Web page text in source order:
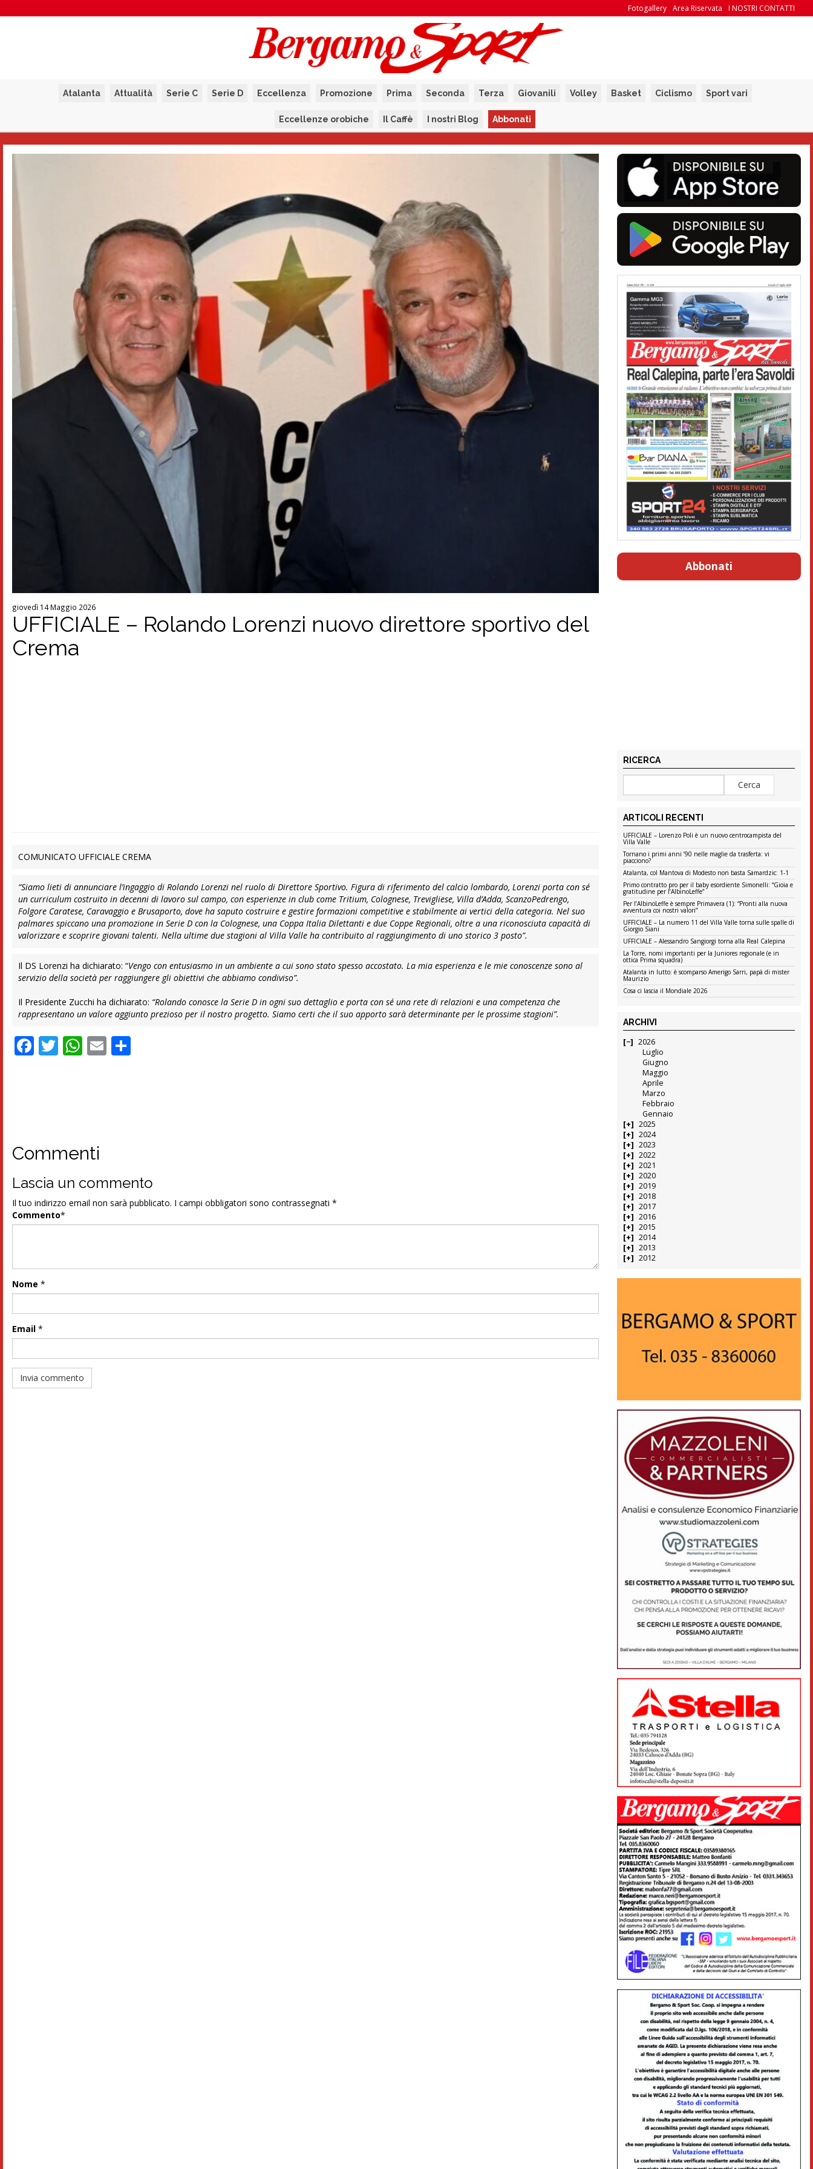
I NOSTRI CONTATTI
Area Riservata
Fotogallery
Atalanta Attualità Serie C Serie D Eccellenza Promozione Prima Seconda Terza Giovanili Volley Basket Ciclismo Sport vari
Eccellenze orobiche Il Caffè I nostri Blog Abbonati
giovedì 14 Maggio 2026
UFFICIALE – Rolando Lorenzi nuovo direttore sportivo del
Crema
COMUNICATO UFFICIALE CREMA
“Siamo lieti di annunciare l’ingaggio di Rolando Lorenzi nel ruolo di Direttore Sportivo. Figura di riferimento del calcio lombardo, Lorenzi porta con sé
un curriculum costruito in decenni di lavoro sul campo, con esperienze in club come Tritium, Colognese, Trevigliese, Villa d’Adda, ScanzoPedrengo,
Folgore Caratese, Caravaggio e Brusaporto, dove ha saputo costruire e gestire formazioni competitive e stabilmente ai vertici della categoria. Nel suo
palmares spiccano una promozione in Serie D con la Colognese, una Coppa Italia Dilettanti e due Coppe Regionali, oltre a una riconosciuta capacità di
valorizzare e scoprire giovani talenti. Nella ultime due stagioni al Villa Valle ha contribuito al raggiungimento di uno storico 3 posto”.
Il DS Lorenzi ha dichiarato: “Vengo con entusiasmo in un ambiente a cui sono stato spesso accostato. La mia esperienza e le mie conoscenze sono al
servizio della società per raggiungere gli obiettivi che abbiamo condiviso”.
Il Presidente Zucchi ha dichiarato: “Rolando conosce la Serie D in ogni suo dettaglio e porta con sé una rete di relazioni e una competenza che
rappresentano un valore aggiunto prezioso per il nostro progetto. Siamo certi che il suo apporto sarà determinante per le prossime stagioni”.
Facebook
Twitter
WhatsApp
Email
Commenti
Lascia un commento
Il tuo indirizzo email non sarà pubblicato. I campi obbligatori sono contrassegnati*
Commento*
Nome *
Email *
Abbonati
RICERCA
ARTICOLI RECENTI
UFFICIALE – Lorenzo Poli è un nuovo centrocampista del
Villa Valle
Tornano i primi anni ’90 nelle maglie da trasferta: vi
piacciono?
Atalanta, col Mantova di Modesto non basta Samardzic: 1-1
Primo contratto pro per il baby esordiente Simonelli: “Gioia e
gratitudine per l’AlbinoLeffe”
Per l’AlbinoLeffe è sempre Primavera (1): “Pronti alla nuova
avventura coi nostri valori”
UFFICIALE – La numero 11 del Villa Valle torna sulle spalle di
Giorgio Siani
UFFICIALE – Alessandro Sangiorgi torna alla Real Calepina
La Torre, nomi importanti per la Juniores regionale (e in
ottica Prima squadra)
Atalanta in lutto: è scomparso Amerigo Sarri, papà di mister
Maurizio
Cosa ci lascia il Mondiale 2026
ARCHIVI
2026
Luglio
Giugno
Maggio
Aprile
Marzo
Febbraio
Gennaio
2025
2024
2023
2022
2021
2020
2019
2018
2017
2016
2015
2014
2013
2012